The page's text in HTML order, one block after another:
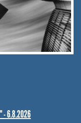
- 6.8.2026